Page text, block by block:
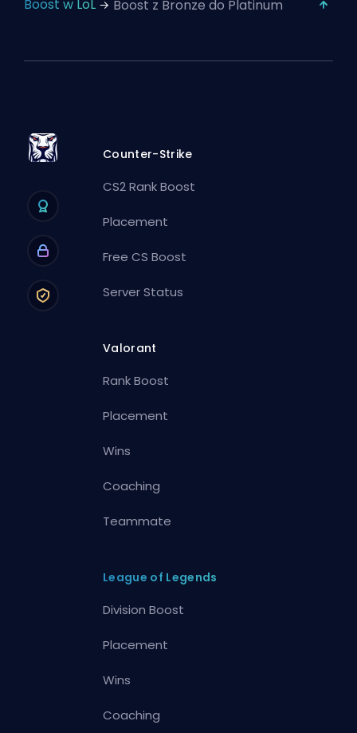
Boost w LoL Boost z Bronze do Platinum
Counter-Strike
CS2 Rank Boost
Placement
Free CS Boost
Server Status
Valorant
Rank Boost
Placement
Wins
Coaching
Teammate
League of Legends
Division Boost
Placement
Wins
Coaching